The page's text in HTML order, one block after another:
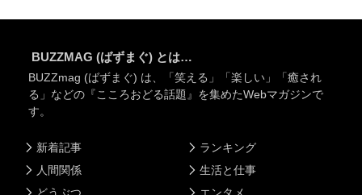
BUZZMAG (ばずまぐ) とは…
BUZZmag (ばずまぐ) は、「笑える」「楽しい」「癒され
る」などの『こころおどる話題』を集めたWebマガジンで
す。
新着記事
人間関係
ランキング
生活と仕事